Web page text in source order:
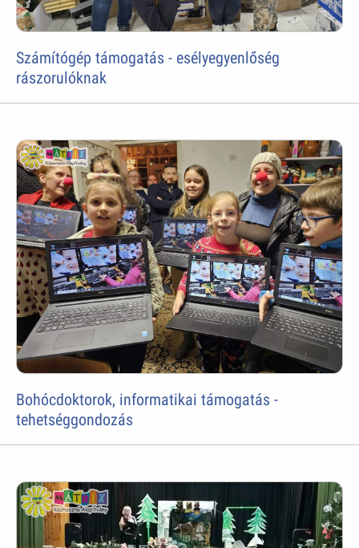
Számítógép támogatás - esélyegyenlőség
rászorulóknak
Bohócdoktorok, informatikai támogatás -
tehetséggondozás